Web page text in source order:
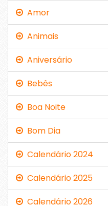
Amor
Animais
Aniversário
Bebês
Boa Noite
Bom Dia
Calendário 2024
Calendário 2025
Calendário 2026